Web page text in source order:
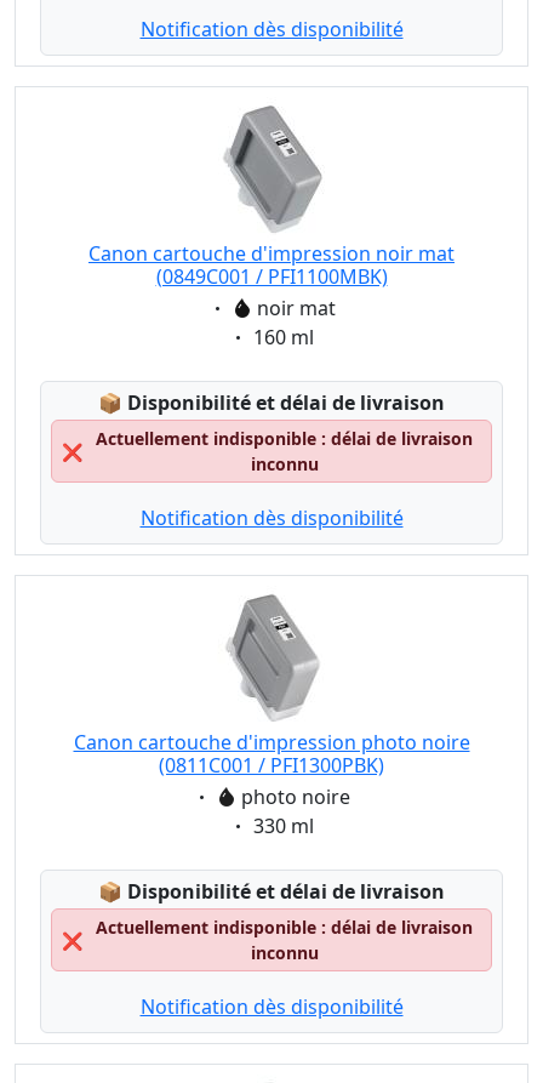
Notification dès disponibilité
Canon cartouche d'impression noir mat
(0849C001 / PFI1100MBK)
Eigenschaft:
noir mat
Eigenschaft:
160 ml
📦 Lagerstatus:
Disponibilité et délai de livraison
❌
Actuellement indisponible : délai de livraison
inconnu
Notification dès disponibilité
Canon cartouche d'impression photo noire
(0811C001 / PFI1300PBK)
Eigenschaft:
photo noire
Eigenschaft:
330 ml
📦 Lagerstatus:
Disponibilité et délai de livraison
❌
Actuellement indisponible : délai de livraison
inconnu
Notification dès disponibilité